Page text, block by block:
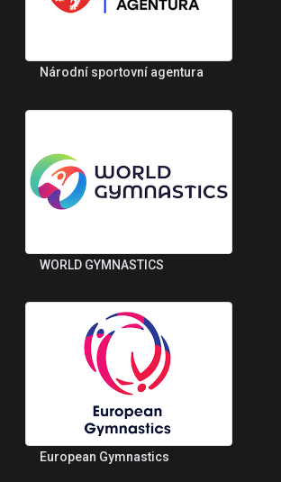
Národní sportovní agentura
WORLD GYMNASTICS
European Gymnastics